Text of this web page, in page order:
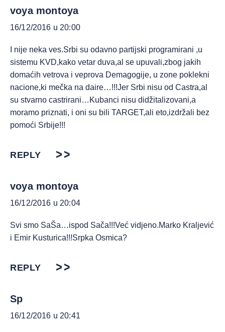
voya montoya
16/12/2016 u 20:00
I nije neka ves.Srbi su odavno partijski programirani ,u
sistemu KVD,kako vetar duva,al se upuvali,zbog jakih
domaćih vetrova i veprova Demagogije, u zone poklekni
nacione,ki mečka na daire…!!!Jer Srbi nisu od Castra,al
su stvarno castrirani…Kubanci nisu didžitalizovani,a
moramo priznati, i oni su bili TARGET,ali eto,izdržali bez
pomoći Srbije!!!
REPLY
voya montoya
16/12/2016 u 20:04
Svi smo SaŠa…ispod Sača!!!Već vidjeno.Marko Kraljević
i Emir Kusturica!!!Srpka Osmica?
REPLY
Sp
16/12/2016 u 20:41